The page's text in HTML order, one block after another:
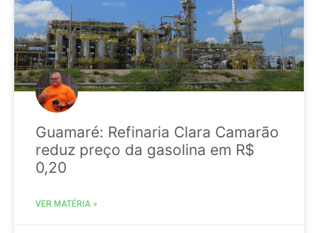
Guamaré: Refinaria Clara Camarão
reduz preço da gasolina em R$
0,20
VER MATÉRIA »